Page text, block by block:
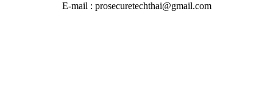
E-mail : prosecuretechthai@gmail.com